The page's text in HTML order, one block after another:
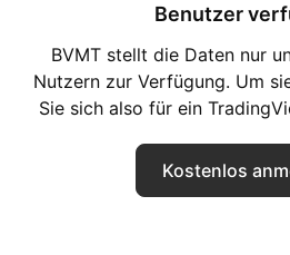
Benutzer
BVMT stellt die Daten nur
Nutzern zur Verfügung. Um
Sie sich also für ein
Kostenlos